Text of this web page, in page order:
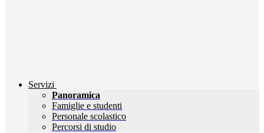
Servizi
Panoramica
Famiglie e studenti
Personale scolastico
Percorsi di studio